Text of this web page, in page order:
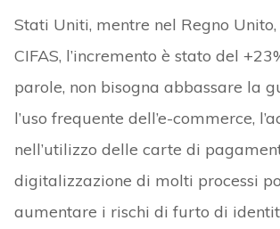
Stati Uniti, mentre nel Regno Unito,
CIFAS, l’incremento è stato del
parole, non bisogna abbassare la
l’uso frequente dell’e-commerce,
nell’utilizzo delle carte di
digitalizzazione di molti processi
aumentare i rischi di furto di